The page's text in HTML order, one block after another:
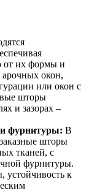
от их формы и
арочных окон,
или окон с
шторы
и зазорах –
фурнитуры: В
шторы
тканей, с
фурнитуры.
устойчивость к